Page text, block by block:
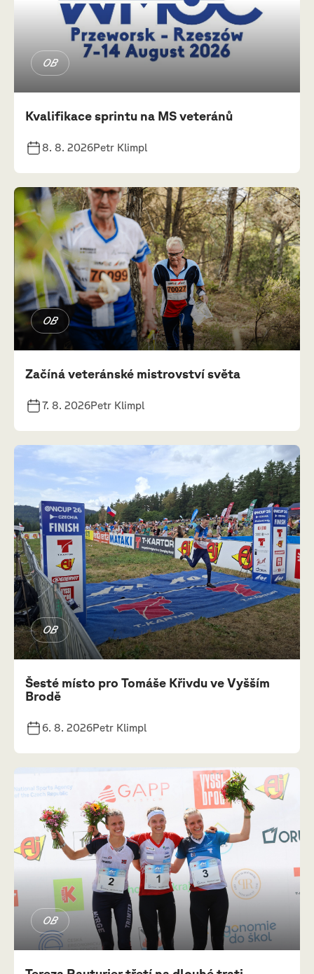
OB
Kvalifikace sprintu na MS veteránů
8. 8. 2026Petr Klimpl
OB
Začíná veteránské mistrovství světa
7. 8. 2026Petr Klimpl
OB
Šesté místo pro Tomáše Křivdu ve Vyšším
Brodě
6. 8. 2026Petr Klimpl
OB